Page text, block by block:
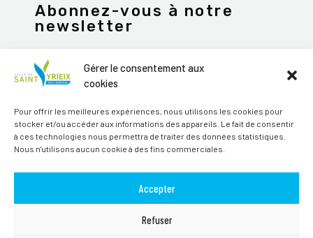
Gérer le consentement aux
cookies
Pour offrir les meilleures expériences, nous utilisons les cookies pour
stocker et/ou accéder aux informations des appareils. Le fait de consentir
à ces technologies nous permettra de traiter des données statistiques.
Nous n'utilisons aucun cookie à des fins commerciales.
Accepter
Refuser
Abonnez-vous à notre
newsletter
JE M'ABONNE
Alternative: